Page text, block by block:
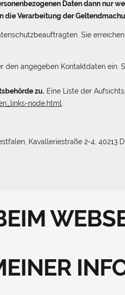
Daten dann nur
Verarbeitung der
Sie
den angegeben Kontaktdaten
zu. Eine Liste der
node.html
Kavalleriestraße 2-4, 40213